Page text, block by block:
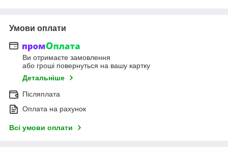
Умови оплати
Ви отримаєте замовлення
або гроші повернуться на вашу картку
Детальніше
Післяплата
Оплата на рахунок
Всі умови оплати